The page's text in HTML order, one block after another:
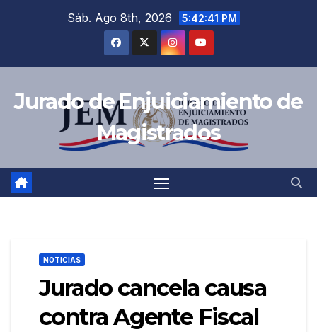
Sáb. Ago 8th, 2026 5:42:42 PM
Jurado de Enjuiciamiento de
Magistrados
NOTICIAS
Jurado cancela causa
contra Agente Fiscal